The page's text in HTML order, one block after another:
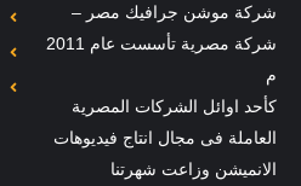
شركة موشن جرافيك مصر –
شركة مصرية تأسست عام 2011
م
كأحد اوائل الشركات المصرية
العاملة فى مجال انتاج فيديوهات
الانميشن وزاعت شهرتنا